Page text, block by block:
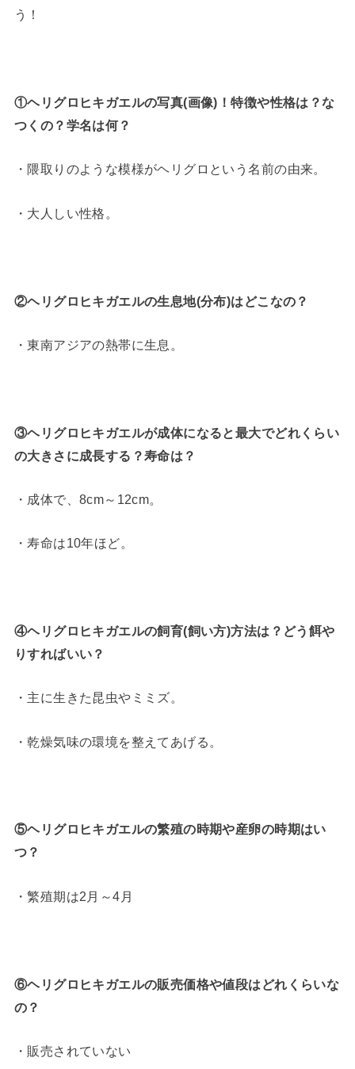
う！
①ヘリグロヒキガエルの写真(画像)！特徴や性格は？な
つくの？学名は何？
・隈取りのような模様がヘリグロという名前の由来。
・大人しい性格。
②ヘリグロヒキガエルの生息地(分布)はどこなの？
・東南アジアの熱帯に生息。
③ヘリグロヒキガエルが成体になると最大でどれくらい
の大きさに成長する？寿命は？
・成体で、8cm～12cm。
・寿命は10年ほど。
④ヘリグロヒキガエルの飼育(飼い方)方法は？どう餌や
りすればいい？
・主に生きた昆虫やミミズ。
・乾燥気味の環境を整えてあげる。
⑤ヘリグロヒキガエルの繁殖の時期や産卵の時期はい
つ？
・繁殖期は2月～4月
⑥ヘリグロヒキガエルの販売価格や値段はどれくらいな
の？
・販売されていない